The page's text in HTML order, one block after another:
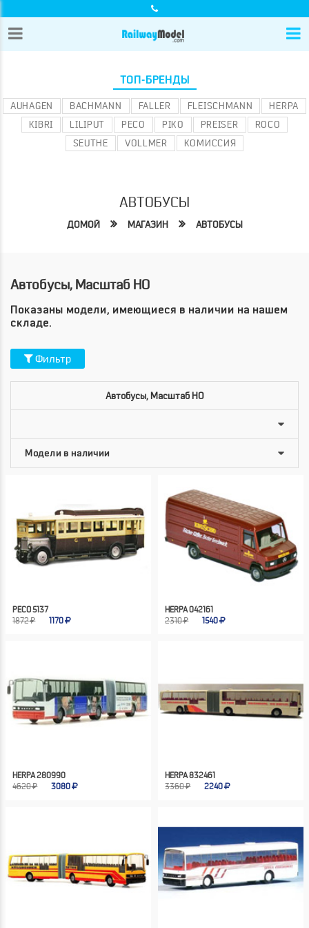
ТОП-БРЕНДЫ
AUHAGEN BACHMANN FALLER FLEISCHMANN
HERPA
KIBRI
LILIPUT PECO PIKO PREISER
ROCO
SEUTHE
VOLLMER КОМИССИЯ
АВТОБУСЫ
ДОМОЙ МАГАЗИН АВТОБУСЫ
Автобусы, Масштаб HO
Показаны модели, имеющиеся в наличии на нашем
складе.
Фильтр
Автобусы, Масштаб HO
PECO 5137
1872 ₽
1170
HERPA 042161
2310 ₽
1540
HERPA 280990
4620 ₽
3080
HERPA 832461
3360 ₽
2240